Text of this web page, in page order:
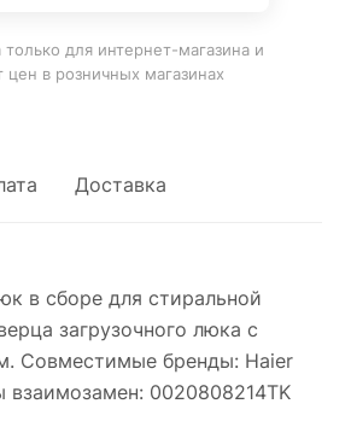
для интернет-магазина и
цен в розничных магазинах
Доставка
в сборе для стиральной
загрузочного люка с
Совместимые бренды: Haier
взаимозамен: 0020808214TK